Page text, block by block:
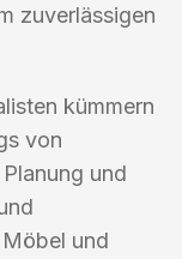
zuverlässigen
kümmern
von
und
und